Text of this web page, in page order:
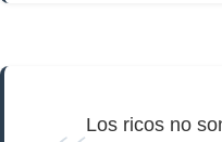
Los ricos no